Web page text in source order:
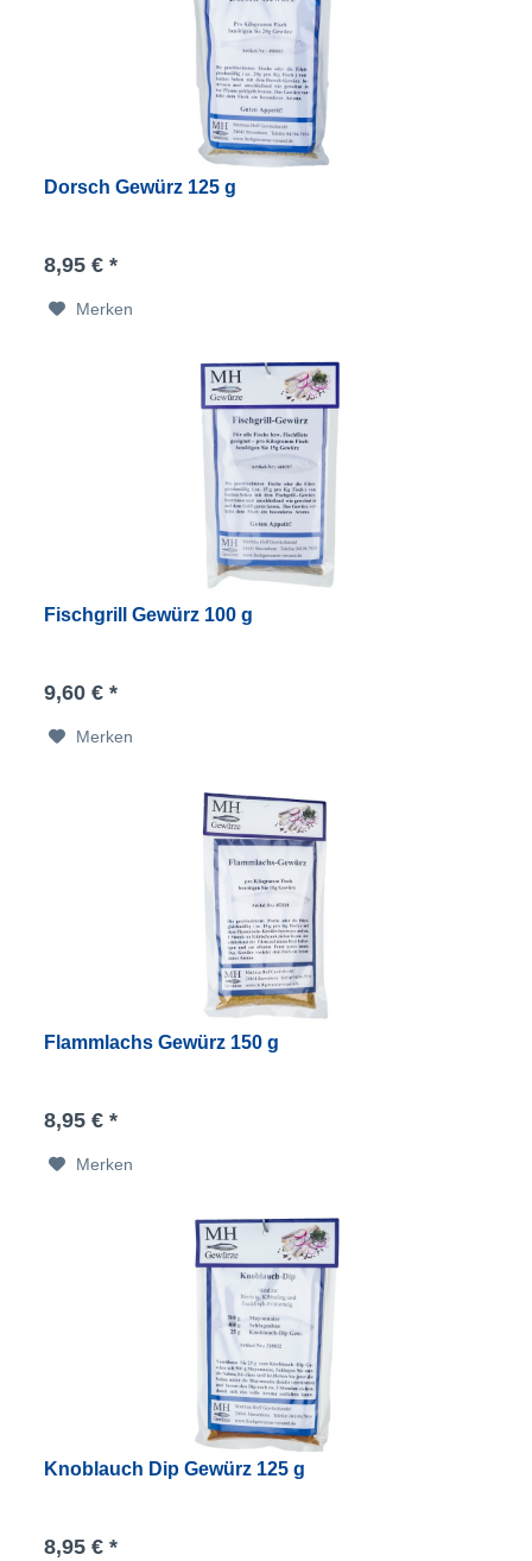
Dorsch Gewürz 125 g
8,95 € *
Merken
Fischgrill Gewürz 100 g
9,60 € *
Merken
Flammlachs Gewürz 150 g
8,95 € *
Merken
Knoblauch Dip Gewürz 125 g
8,95 € *